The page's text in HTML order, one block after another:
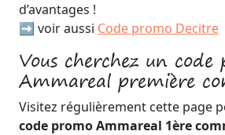
d’avantages !
➡️ voir aussi Code promo Decitre
Vous cherchez un code
Ammareal première
Visitez régulièrement cette page
code promo Ammareal 1ère